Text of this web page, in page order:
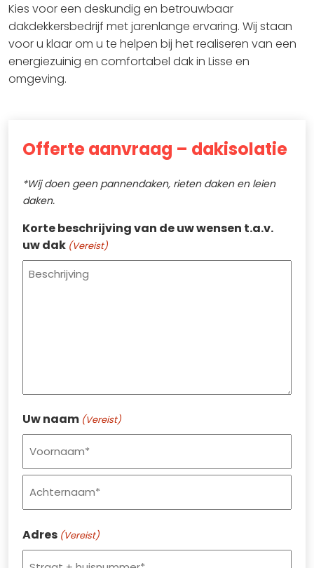
Kies voor een deskundig en betrouwbaar
dakdekkersbedrijf met jarenlange ervaring. Wij staan
voor u klaar om u te helpen bij het realiseren van een
energiezuinig en comfortabel dak in Lisse en
omgeving.
Offerte aanvraag – dakisolatie
*Wij doen geen pannendaken, rieten daken en leien
daken.
Korte beschrijving van de uw wensen t.a.v.
uw dak (Vereist)
Uw naam (Vereist)
Voornaam
Adres (Vereist)